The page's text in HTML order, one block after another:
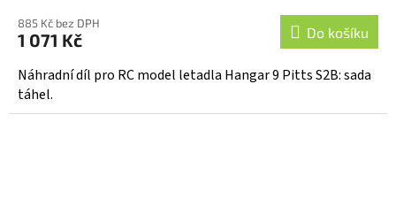
885 Kč bez DPH
1 071 Kč Do košíku
Náhradní díl pro RC model letadla Hangar 9 Pitts S2B: sada
táhel.